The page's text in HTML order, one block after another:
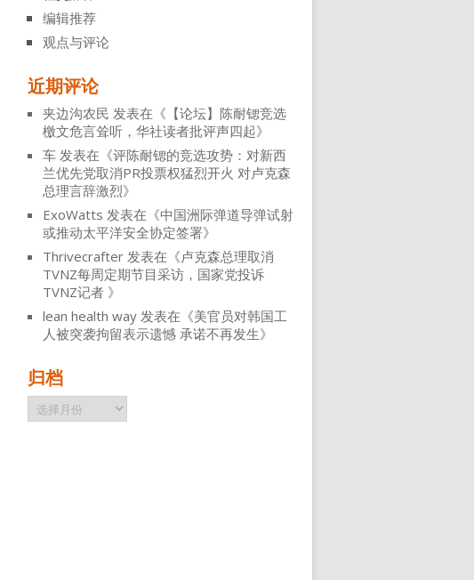
编辑推荐
观点与评论
近期评论
夹边沟农民 发表在《 【论坛】陈耐锶竞选
檄文危言耸听，华社读者批评声四起》
车 发表在《评陈耐锶的竞选攻势：对新西
兰优先党取消PR投票权猛烈开火 对卢克森
总理言辞激烈》
ExoWatts 发表在《中国洲际弹道导弹试射
或推动太平洋安全协定签署》
Thrivecrafter 发表在《卢克森总理取消
TVNZ每周定期节目采访，国家党投诉
TVNZ记者 》
lean health way 发表在《美官员对韩国工
人被突袭拘留表示遗憾 承诺不再发生》
归档
归
档